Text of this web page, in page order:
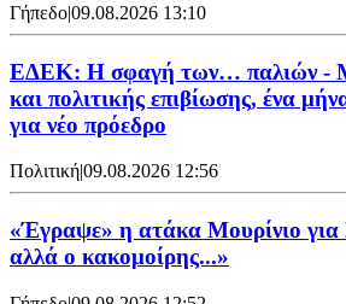
Γήπεδο|09.08.2026 13:10
ΕΔΕΚ: Η σφαγή των… παλιών -
και πολιτικής επιβίωσης, ένα
για νέο πρόεδρο
Πολιτική|09.08.2026 12:56
«Έγραψε» η ατάκα Μουρίνιο για
αλλά ο κακομοίρης...»